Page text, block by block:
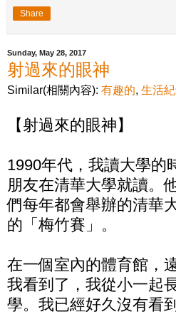
Share
Sunday, May 28, 2017
射過來的眼神
Similar(相關內容): 有趣的, 生活
【射過來的眼神】
1990年代，我讀大學的
朋友在清華大學就讀。
們每年都會舉辦的清華
的「梅竹賽」。
在一個室內的體育館，
我看到了，我從小一起
學。我已經好久沒有看